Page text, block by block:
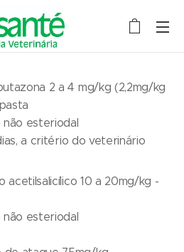
2 a 4 mg/kg (2,2mg/kg
não esteriodal
a critério do veterinário
acetilsalicílico 10 a 20mg/kg -
não esteriodal